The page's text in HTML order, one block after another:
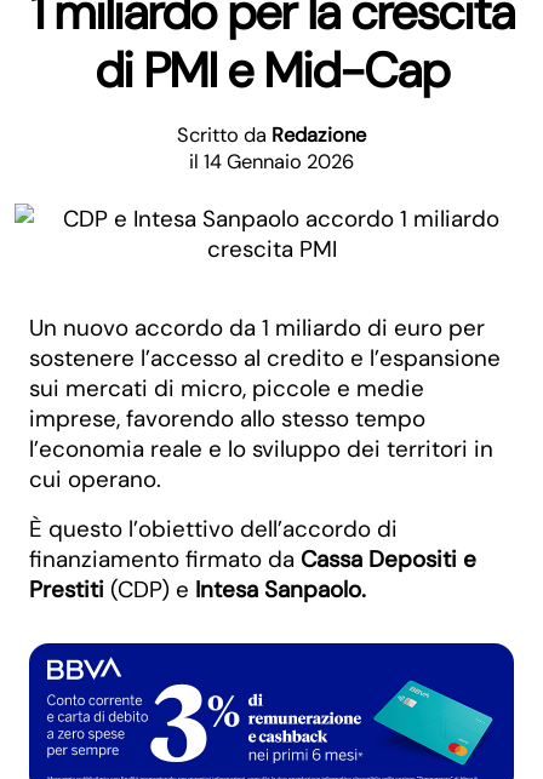
di PMI e Mid-Cap
Scritto da Redazione
il 14 Gennaio 2026
Un nuovo accordo da 1 miliardo di euro per
sostenere l’accesso al credito e l’espansione
sui mercati di micro, piccole e medie
imprese, favorendo allo stesso tempo
l’economia reale e lo sviluppo dei territori in
cui operano.
È questo l’obiettivo dell’accordo di
finanziamento firmato da Cassa Depositi e
Prestiti (CDP) e Intesa Sanpaolo.